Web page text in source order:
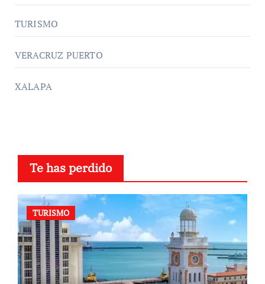
TURISMO
VERACRUZ PUERTO
XALAPA
Te has perdido
TURISMO